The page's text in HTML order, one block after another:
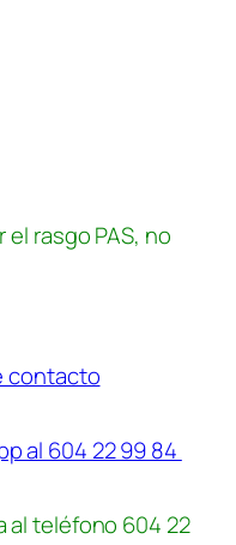
rasgo PAS, no
contacto
al 604 22 99 84
al teléfono 604 22